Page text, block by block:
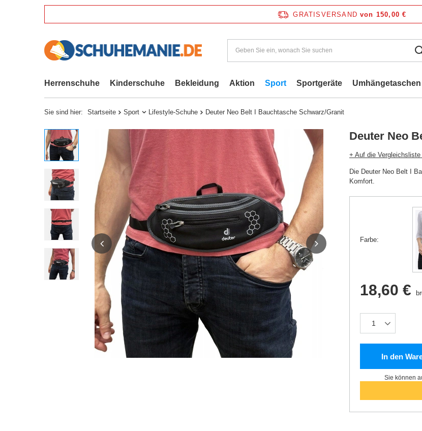
GRATISVERSAND von 150,00 €
Herrenschuhe Kinderschuhe Bekleidung Aktion Sport Sportgeräte Umhängetaschen
Sie sind hier: Startseite Sport Lifestyle-Schuhe Deuter Neo Belt I Bauchtasche Schwarz/Granit
Deuter Neo
+ Auf die
Die Deuter Neo Belt I
Komfort.
Farbe
18,60 €
In den
Sie können